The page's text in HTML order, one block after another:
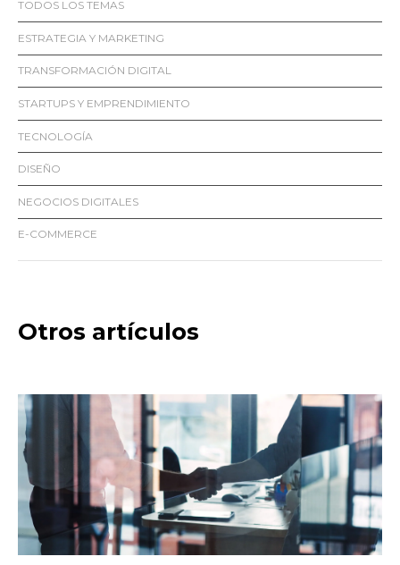
TODOS LOS TEMAS
ESTRATEGIA Y MARKETING
TRANSFORMACIÓN DIGITAL
STARTUPS Y EMPRENDIMIENTO
TECNOLOGÍA
DISEÑO
NEGOCIOS DIGITALES
E-COMMERCE
Otros artículos